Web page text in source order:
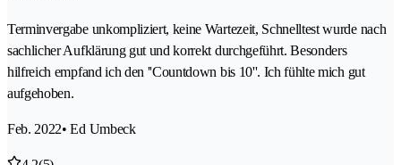
Terminvergabe unkompliziert, keine Wartezeit, Schnelltest wurde nach
sachlicher Aufklärung gut und korrekt durchgeführt. Besonders
hilfreich empfand ich den ''Countdown bis 10''. Ich fühlte mich gut
aufgehoben.
Feb. 2022• Ed Umbeck